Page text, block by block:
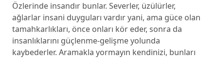
Özlerinde insandır bunlar. Severler, üzülürler,
ağlarlar insani duyguları vardır yani, ama güce olan
tamahkarlıkları, önce onları kör eder, sonra da
insanlıklarını güçlenme-gelişme yolunda
kaybederler. Aramakla yormayın kendinizi, bunları